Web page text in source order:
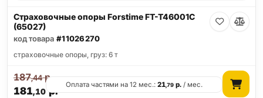
Страховочные опоры Forstime FT-T46001C
(65027)
код товара #11026270
страховочные опоры, груз: 6 т
181,10р.
187,44р.
Оплата частями на 12 мес.:21,79 р. / мес.